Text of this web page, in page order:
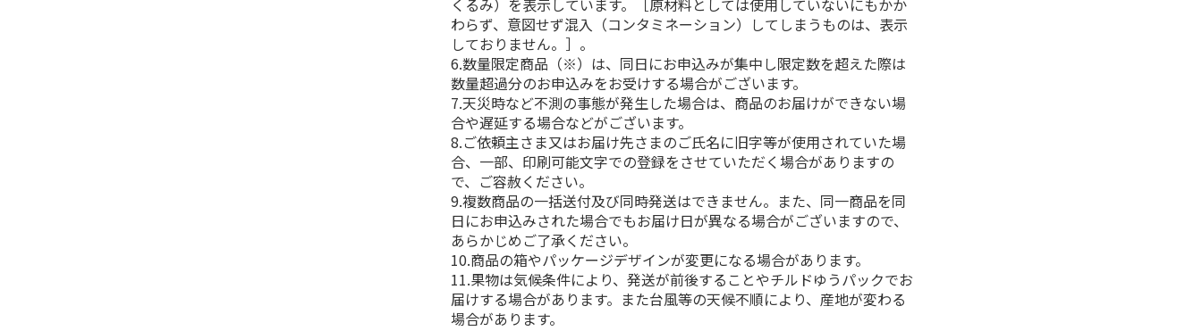
くるみ）を表示しています。［原材料としては使用していないにもかか
わらず、意図せず混入（コンタミネーション）してしまうものは、表示
しておりません。］。
6.数量限定商品（※）は、同日にお申込みが集中し限定数を超えた際は
数量超過分のお申込みをお受けする場合がございます。
7.天災時など不測の事態が発生した場合は、商品のお届けができない場
合や遅延する場合などがございます。
8.ご依頼主さま又はお届け先さまのご氏名に旧字等が使用されていた場
合、一部、印刷可能文字での登録をさせていただく場合がありますの
で、ご容赦ください。
9.複数商品の一括送付及び同時発送はできません。また、同一商品を同
日にお申込みされた場合でもお届け日が異なる場合がございますので、
あらかじめご了承ください。
10.商品の箱やパッケージデザインが変更になる場合があります。
11.果物は気候条件により、発送が前後することやチルドゆうパックでお
届けする場合があります。また台風等の天候不順により、産地が変わる
場合があります。